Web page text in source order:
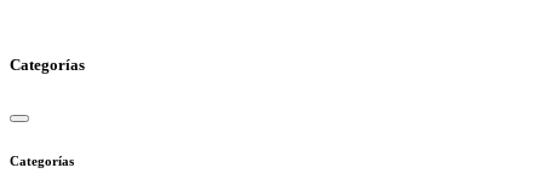
Categorías
Categorías